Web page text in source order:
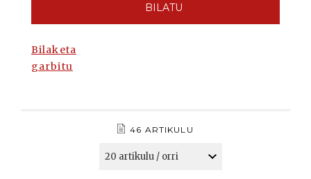
BILATU
Bilaketa
garbitu
46 ARTIKULU